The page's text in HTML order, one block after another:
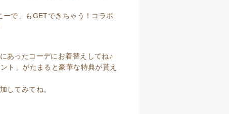
で」もGETできちゃう！コラボ
あったコーデにお着替えしてね♪
ト」がたまると豪華な特典が貰え
してみてね。